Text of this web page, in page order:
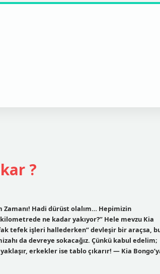
?
Zamanı! Hadi dürüst olalım… Hepimizin
ne kadar yakıyor?” Hele mevzu Kia
tefek işleri hallederken” devleşir bir araçsa,
da devreye sokacağız. Çünkü kabul edelim;
erkekler ise tablo çıkarır! — Kia